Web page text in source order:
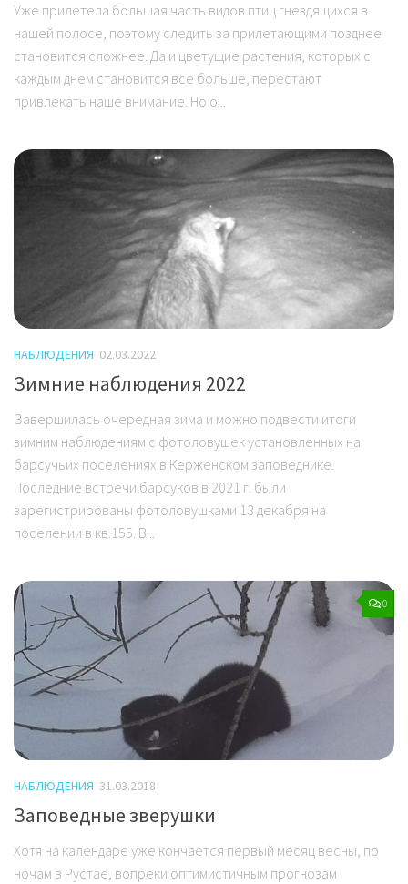
Уже прилетела большая часть видов птиц гнездящихся в
нашей полосе, поэтому следить за прилетающими позднее
становится сложнее. Да и цветущие растения, которых с
каждым днем становится все больше, перестают
привлекать наше внимание. Но о...
НАБЛЮДЕНИЯ 02.03.2022
Зимние наблюдения 2022
Завершилась очередная зима и можно подвести итоги
зимним наблюдениям с фотоловушек установленных на
барсучьих поселениях в Керженском заповеднике.
Последние встречи барсуков в 2021 г. были
зарегистрированы фотоловушками 13 декабря на
поселении в кв.155. В...
0
НАБЛЮДЕНИЯ 31.03.2018
Заповедные зверушки
Хотя на календаре уже кончается первый месяц весны, по
ночам в Рустае, вопреки оптимистичным прогнозам